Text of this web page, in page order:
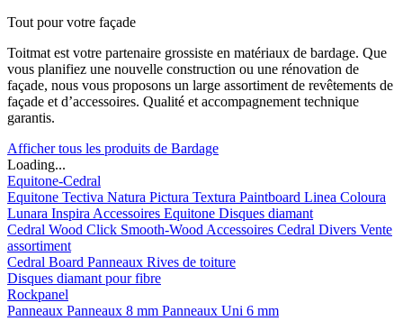
Tout pour votre façade
Toitmat est votre partenaire grossiste en matériaux de bardage. Que
vous planifiez une nouvelle construction ou une rénovation de
façade, nous vous proposons un large assortiment de revêtements de
façade et d’accessoires. Qualité et accompagnement technique
garantis.
Afficher tous les produits de Bardage
Loading...
Equitone-Cedral
Equitone Tectiva Natura Pictura Textura Paintboard Linea Coloura
Lunara Inspira Accessoires Equitone Disques diamant
Cedral Wood Click Smooth-Wood Accessoires Cedral Divers Vente
assortiment
Cedral Board Panneaux Rives de toiture
Disques diamant pour fibre
Rockpanel
Panneaux Panneaux 8 mm Panneaux Uni 6 mm